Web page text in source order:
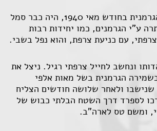
בתקופת המתקפה הגרמנית בחודש מאי 1940, היה כבר סמל
ע"י הגרמנים, כמו יחידות רבות
עם כניעת צרפת, והוא נפל בשבי.
ונחשב לחייל צרפתי רגיל. ניצל את
הגרמנית בשל מאות אלפי
שנישבו ולאחר שלושה חודשים הצליח
לספרד דרך השטח הבלתי כבוש של
ומשם טס לארה"ב.